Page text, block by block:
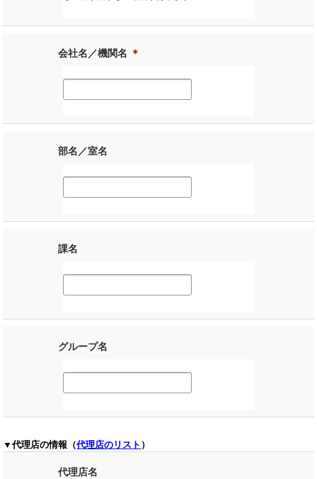
会社名／機関名 ＊
部名／室名
課名
グループ名
▼代理店の情報（代理店のリスト ）
代理店名